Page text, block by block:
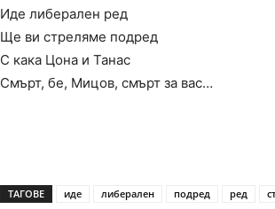
Иде либерален ред
Ще ви стреляме подред
С кака Цона и Танас
Смърт, бе, Мицов, смърт за вас…
ТАГОВЕ иде либерален подред ред